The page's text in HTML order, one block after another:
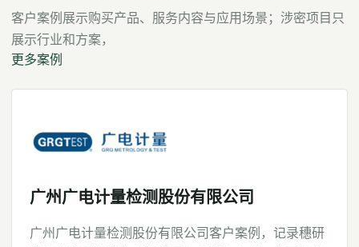
客户案例展示购买产品、服务内容与应用场景；涉密项目只
展示行业和方案，
更多案例
广州广电计量检测股份有限公司
广州广电计量检测股份有限公司客户案例，记录穗研